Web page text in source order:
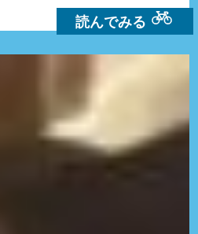
読んでみる